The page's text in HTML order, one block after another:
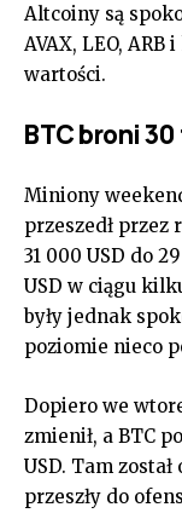
Altcoiny są
AVAX, LEO,
wartości.
BTC broni 30
Miniony
przeszedł przez
31 000 USD do
USD w ciągu
były jednak
poziomie nieco
Dopiero we
zmienił, a BTC
USD. Tam
przeszły do